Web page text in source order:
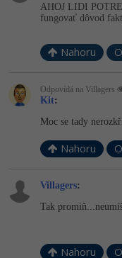
AHOJ LIDI
fungovať dôvod
Nahoru
Odpovídá na ­Villagers
Kit:
Moc se tady
Nahoru
­Villagers:
Tak
Nahoru